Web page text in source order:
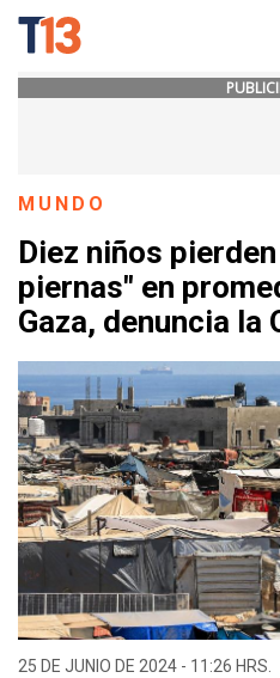
MUNDO
Diez niños
piernas" en
Gaza, denuncia la
25 DE JUNIO DE 2024 - 11:26 HRS.